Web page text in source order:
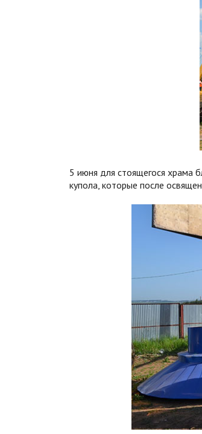
5 июня для стоящегося храма
купола, которые после